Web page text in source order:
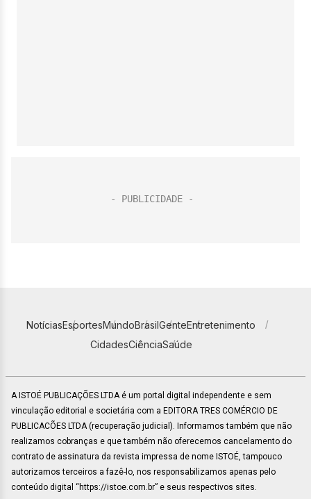
NotíciasEsportesMundoBrasilGenteEntretenimento
CidadesCiênciaSaúde
A ISTOÉ PUBLICAÇÕES LTDA é um portal digital independente e sem
vinculação editorial e societária com a EDITORA TRES COMÉRCIO DE
PUBLICACÕES LTDA (recuperação judicial). Informamos também que não
realizamos cobranças e que também não oferecemos cancelamento do
contrato de assinatura da revista impressa de nome ISTOÉ, tampouco
autorizamos terceiros a fazê-lo, nos responsabilizamos apenas pelo
conteúdo digital “https://istoe.com.br” e seus respectivos sites.